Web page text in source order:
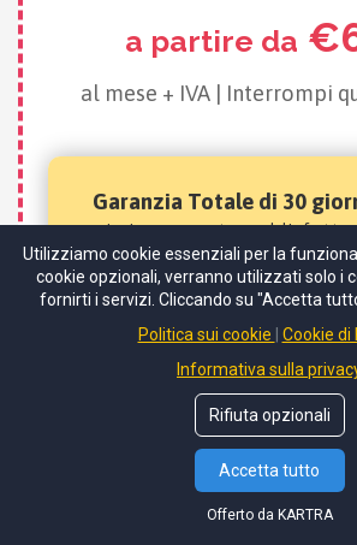
a partire da
al mese + IVA | Interrompi
Garanzia Totale di 30
sei pienamente
ricevuto nel primo mese,
l'intera somma. Senza
RICEVI
INFORMAZIONI
>>> Candidati Ora
Utilizziamo cookie essenziali per la
cookie opzionali, verranno utilizzati solo i
fornirti i servizi. Cliccando su "Accetta
Politica sui cookie
Cookie di
Informativa sulla
Rifiuta opzionali
Accetta tutto
Offerto da KARTRA